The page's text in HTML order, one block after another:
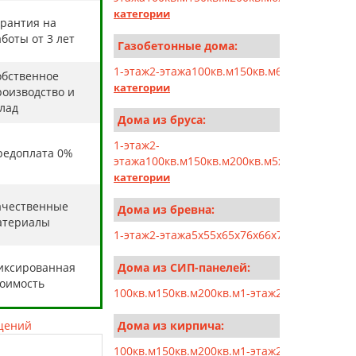
на
от 3 лет
и
0%
категории
Газобетонные дома:
1-этаж2-этажа100кв.м150кв.м6x6
категории
Дома из бруса:
1-этаж2-
этажа100кв.м150кв.м200кв.м5x5
категории
Дома из бревна:
1-этаж2-этажа5x55x65x76x66x7
Дома из СИП-панелей:
100кв.м150кв.м200кв.м1-этаж2-этажа
Дома из кирпича:
100кв.м150кв.м200кв.м1-этаж2-этажа